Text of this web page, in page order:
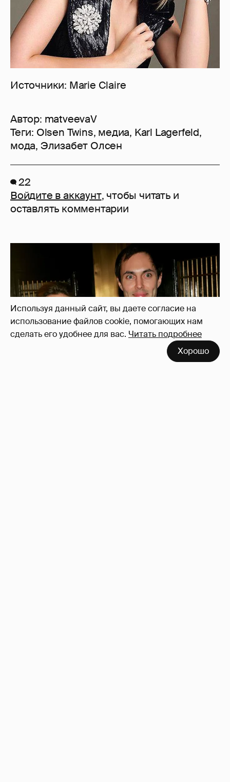
Используя данный сайт, вы даете согласие на
использование файлов cookie, помогающих нам
сделать его удобнее для вас. Читать подробнее
Хорошо
Источники: Marie Claire
Автор: matveevaV
Теги: Olsen Twins, медиа, Karl Lagerfeld,
мода, Элизабет Олсен
22
Войдите в аккаунт, чтобы читать и
оставлять комментарии